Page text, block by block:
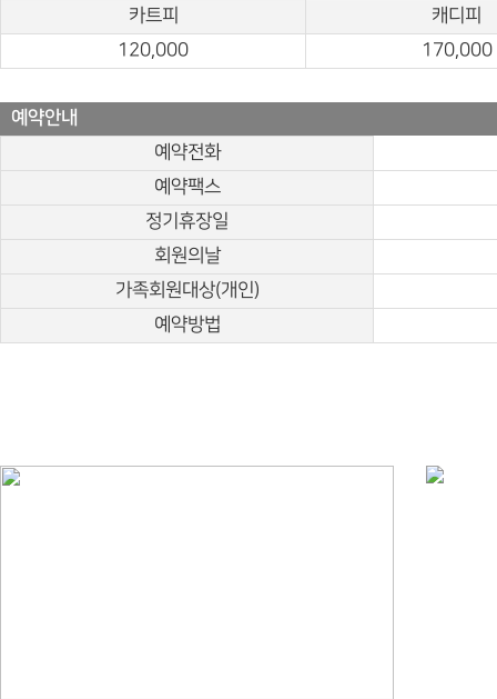
카트피
캐디피
120,000
170,000
예약안내
예약전화
예약팩스
정기휴장일
회원의날
가족회원대상(개인)
예약방법